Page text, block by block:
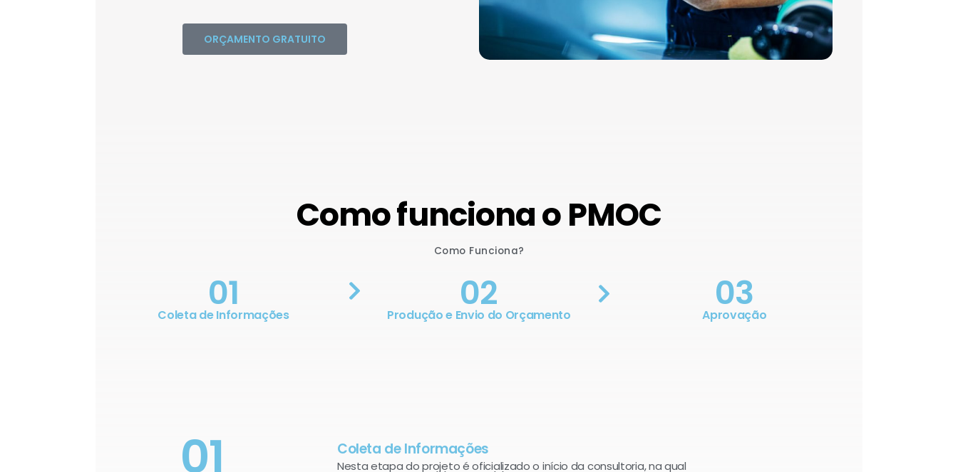
ORÇAMENTO GRATUITO
Como funciona o PMOC
Como Funciona?
01
Coleta de Informações 02
Produção e Envio do Orçamento 03
Aprovação
01 Coleta de Informações
Nesta etapa do projeto é oficializado o início da consultoria, na qual